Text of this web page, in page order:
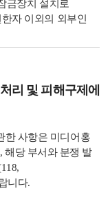
금장치 설치로
자 이외의 외부인
리 및 피해구제에
한 사항은 미디어홍
해당 부서와 분쟁 발
니다.